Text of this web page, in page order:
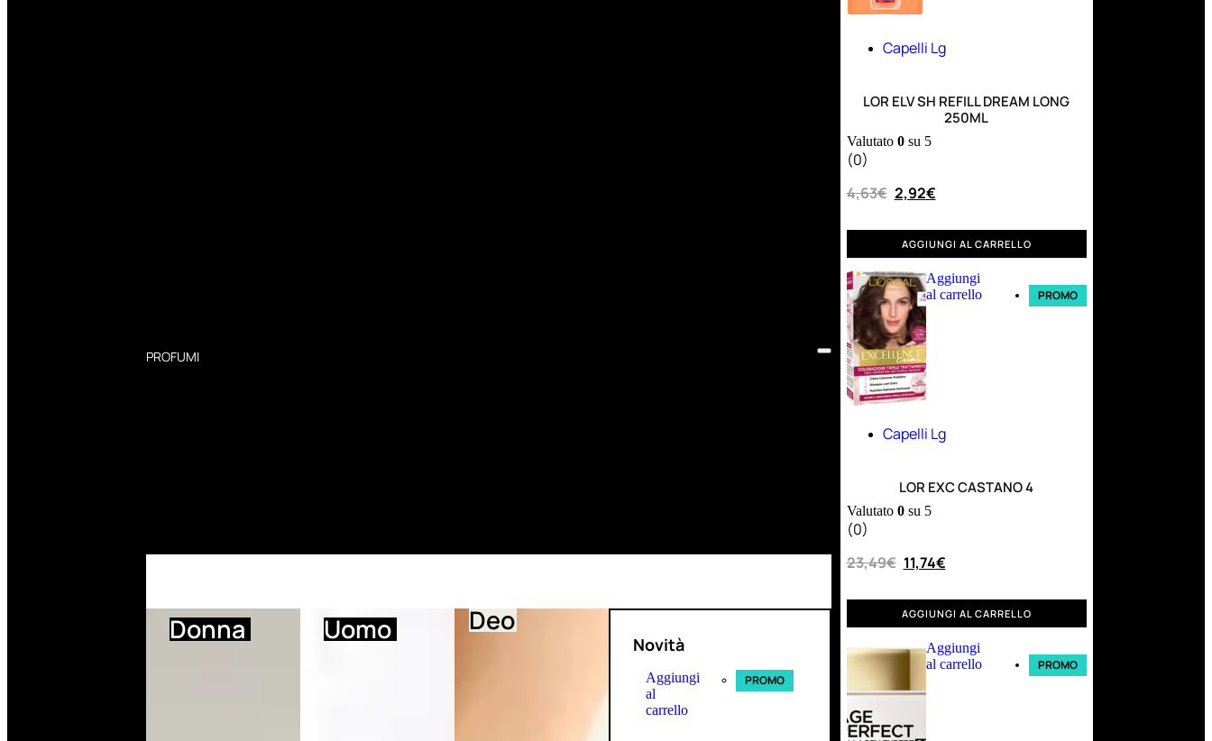
PROFUMI
Donna Uomo Deo
Novità
Aggiungi
al
carrello
PROMO
Capelli Lg
LOR ELV SH REFILL DREAM LONG
250ML
Valutato 0su 5
(0)
4,63€ 2,92€
AGGIUNGI AL CARRELLO
Aggiungi
al carrello
PROMO
Capelli Lg
LOR EXC CASTANO 4
Valutato 0su 5
(0)
23,49€ 11,74€
AGGIUNGI AL CARRELLO
Aggiungi
al carrello
PROMO